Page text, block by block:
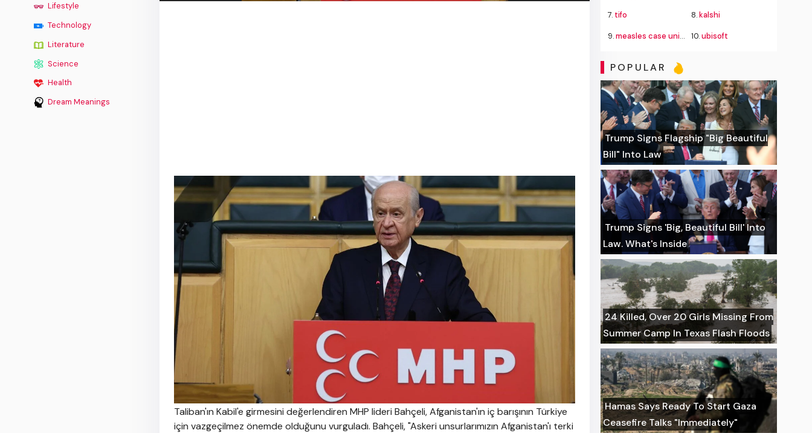
Lifestyle
Technology
Literature
Science
Health
Dream Meanings
Taliban'ın Kabil'e girmesini değerlendiren MHP lideri Bahçeli, Afganistan'ın iç barışının Türkiye
için vazgeçilmez önemde olduğunu vurguladı. Bahçeli, "Askeri unsurlarımızın Afganistan'ı terki
7. tifo 8.kalshi
9.measles case universal studios hollywood 10.ubisoft
POPULAR
Trump Signs Flagship "Big Beautiful
Bill" Into Law
Trump Signs 'Big, Beautiful Bill' Into
Law. What's Inside
24 Killed, Over 20 Girls Missing From
Summer Camp In Texas Flash Floods
Hamas Says Ready To Start Gaza
Ceasefire Talks "Immediately"